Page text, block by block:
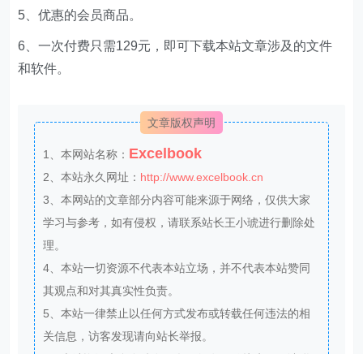
5、优惠的会员商品。
6、一次付费只需129元，即可下载本站文章涉及的文件
和软件。
文章版权声明
1、本网站名称： Excelbook
2、本站永久网址： http://www.excelbook.cn
3、本网站的文章部分内容可能来源于网络，仅供大家
学习与参考，如有侵权，请联系站长王小琥进行删除处
理。
4、本站一切资源不代表本站立场，并不代表本站赞同
其观点和对其真实性负责。
5、本站一律禁止以任何方式发布或转载任何违法的相
关信息，访客发现请向站长举报。